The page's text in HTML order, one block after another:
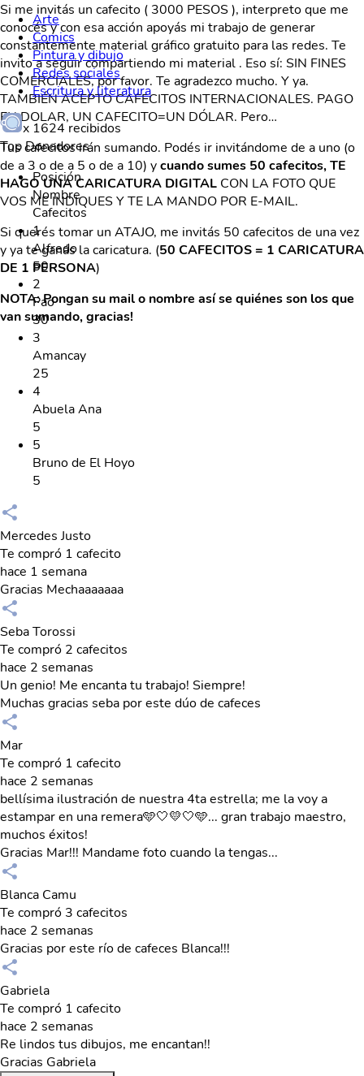
Si me invitás un cafecito ( 3000 PESOS ), interpreto que me
conocés y con esa acción apoyás mi trabajo de generar
constantemente material gráfico gratuito para las redes. Te
invito a seguir compartiendo mi material . Eso sí: SIN FINES
COMERCIALES, por favor. Te agradezco mucho. Y ya.
TAMBIÉN ACEPTO CAFECITOS INTERNACIONALES. PAGO
EN DOLAR, UN CAFECITO=UN DÓLAR. Pero…
Tus cafecitos irán sumando. Podés ir invitándome de a uno (o
de a 3 o de a 5 o de a 10) ycuando sumes 50 cafecitos, TE
HAGO UNA CARICATURA DIGITAL CON LA FOTO QUE
VOS ME INDIQUES Y TE LA MANDO POR E-MAIL.
Si querés tomar un ATAJO, me invitás 50 cafecitos de una vez
y ya te ganás la caricatura. (50 CAFECITOS = 1 CARICATURA
DE 1 PERSONA)
NOTA: Pongan su mail o nombre así se quiénes son los que
van sumando, gracias!
Arte
Comics
Pintura y dibujo
Redes sociales
Escritura y literatura
x 1624recibidos
Top Donadores
Posición
Nombre
Cafecitos
1
Alfredo
50
2
Pao
30
3
Amancay
25
4
Abuela Ana
5
5
Bruno de El Hoyo
5
Mercedes Justo
Te compró 1 cafecito
hace 1 semana
Gracias Mechaaaaaaa
Seba Torossi
Te compró 2 cafecitos
hace 2 semanas
Un genio! Me encanta tu trabajo! Siempre!
Muchas gracias seba por este dúo de cafeces
Mar
Te compró 1 cafecito
hace 2 semanas
bellísima ilustración de nuestra 4ta estrella; me la voy a
estampar en una remera🩵🤍💛🤍🩵... gran trabajo maestro,
muchos éxitos!
Gracias Mar!!! Mandame foto cuando la tengas...
Blanca Camu
Te compró 3 cafecitos
hace 2 semanas
Gracias por este río de cafeces Blanca!!!
Gabriela
Te compró 1 cafecito
hace 2 semanas
Re lindos tus dibujos, me encantan!!
Gracias Gabriela